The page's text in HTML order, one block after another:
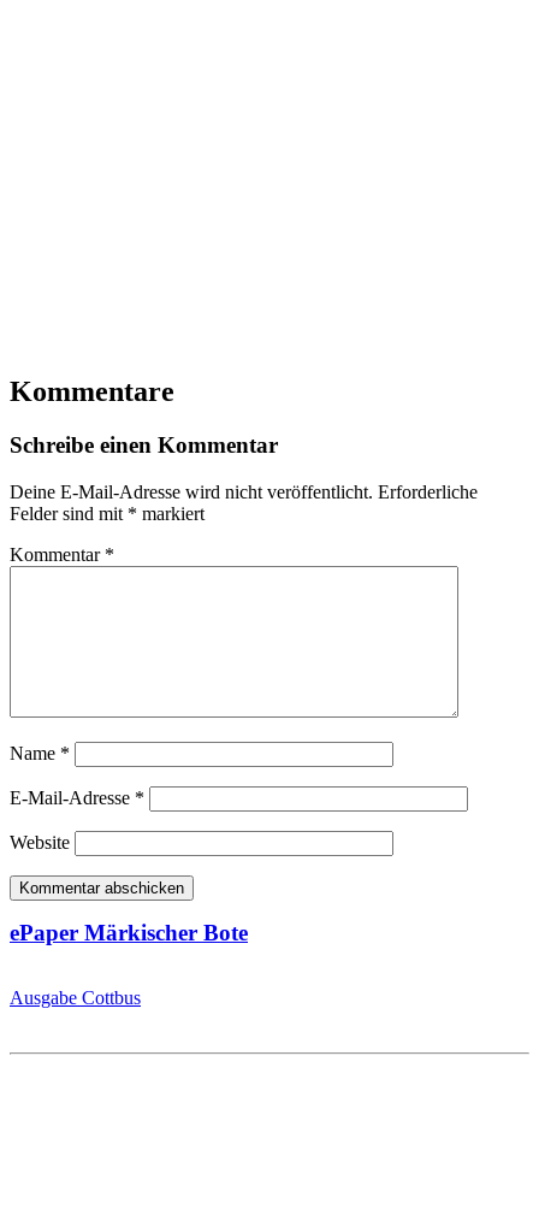
Kommentare
Schreibe einen Kommentar
Deine E-Mail-Adresse wird nicht veröffentlicht. Erforderliche
Felder sind mit * markiert
Kommentar *
Name *
E-Mail-Adresse *
Website
ePaper Märkischer Bote
Ausgabe Cottbus